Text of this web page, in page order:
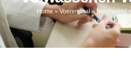
Home»Voerendaal»Beschermd
Voerendaal